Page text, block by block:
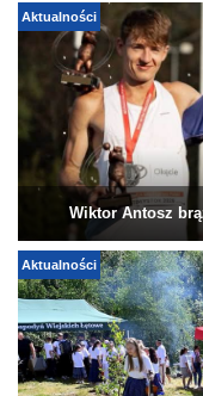
Aktualności
Wiktor Antosz
Aktualności